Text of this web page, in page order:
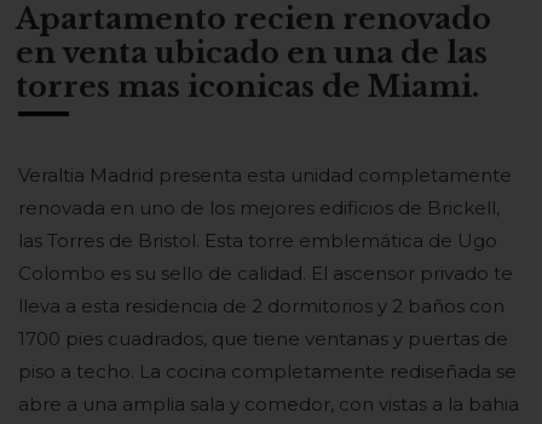
Apartamento recien renovado
en venta ubicado en una de las
torres mas iconicas de Miami.
Veraltia Madrid presenta esta unidad completamente
renovada en uno de los mejores edificios de Brickell,
las Torres de Bristol. Esta torre emblemática de Ugo
Colombo es su sello de calidad. El ascensor privado te
lleva a esta residencia de 2 dormitorios y 2 baños con
1700 pies cuadrados, que tiene ventanas y puertas de
piso a techo. La cocina completamente rediseñada se
abre a una amplia sala y comedor, con vistas a la bahia